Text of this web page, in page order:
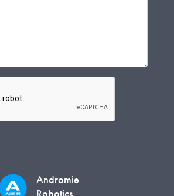
Andromie